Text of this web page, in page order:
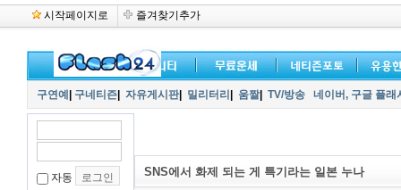
시작페이지로 즐겨찾기추가
구연예 구네티즌 자유게시판| 밀리터리 움짤| TV/방송 네이버, 구글 플
자동
SNS에서 화제 되는 게 특기라는 일본 누나